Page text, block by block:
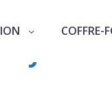
COFFRE-